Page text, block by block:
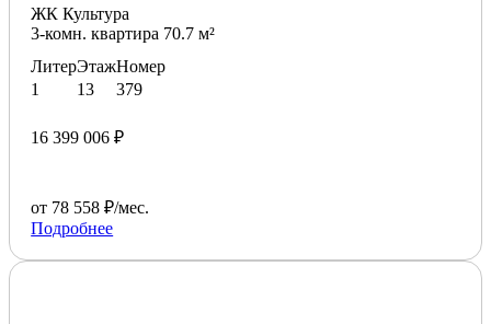
ЖК Культура
3-комн. квартира 70.7 м²
Литер
1
Этаж
13
Номер
379
16 399 006 ₽
от 78 558 ₽/мес.
Подробнее